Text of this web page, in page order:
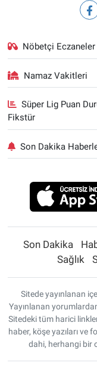
Nöbetçi Eczaneler
Namaz Vakitleri
Süper Lig Puan
Fikstür
Son Dakika
Son Dakika
Sağlık
Sitede yayınlanan
Yayınlanan
Sitedeki tüm harici
haber, köşe yazıları ve
dahi, herhangi bir